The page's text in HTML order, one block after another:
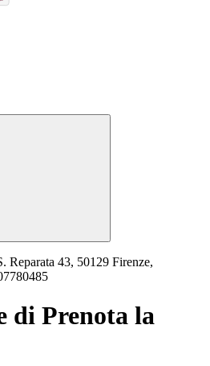
Reparata 43, 50129 Firenze,
di Prenota la